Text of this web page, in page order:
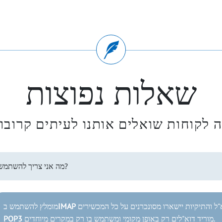
שאלות נפוצות
לקוחות שואלים אותנו לעיתים
IMAP או POP3 – מה אני צריך להשתמש?
מומלץ להשתמש בIMAP
POP3
מוריד דוא"לים רק באופן מקומי ומשתמש בו רק במקרים מיוחדים.